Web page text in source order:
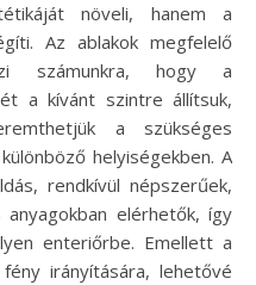
növeli, hanem a
Az ablakok megfelelő
számunkra, hogy a
a kívánt szintre állítsuk,
a szükséges
helyiségekben. A
rendkívül népszerűek,
elérhetők, így
enteriőrbe. Emellett a
irányítására, lehetővé